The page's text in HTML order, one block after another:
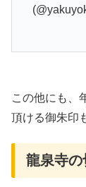
この他にも、
頂ける御朱印
龍泉寺の